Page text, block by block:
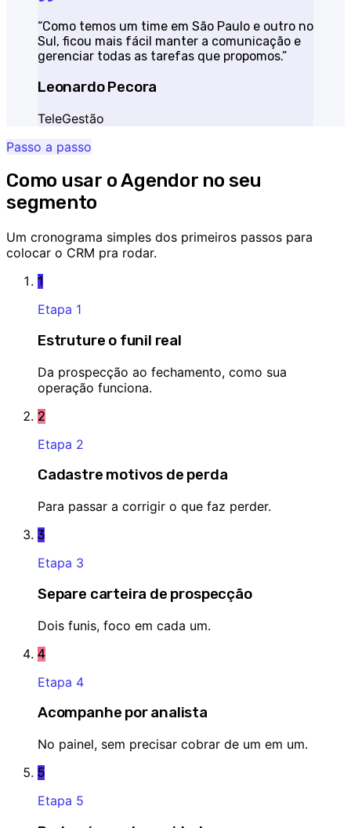
“Como temos um time em São Paulo e outro no
Sul, ficou mais fácil manter a comunicação e
gerenciar todas as tarefas que propomos.”
Leonardo Pecora
TeleGestão
Passo a passo
Como usar o Agendor no seu
segmento
Um cronograma simples dos primeiros passos para
colocar o CRM pra rodar.
1
Etapa 1
Estruture o funil real
Da prospecção ao fechamento, como sua
operação funciona.
2
Etapa 2
Cadastre motivos de perda
Para passar a corrigir o que faz perder.
3
Etapa 3
Separe carteira de prospecção
Dois funis, foco em cada um.
4
Etapa 4
Acompanhe por analista
No painel, sem precisar cobrar de um em um.
5
Etapa 5